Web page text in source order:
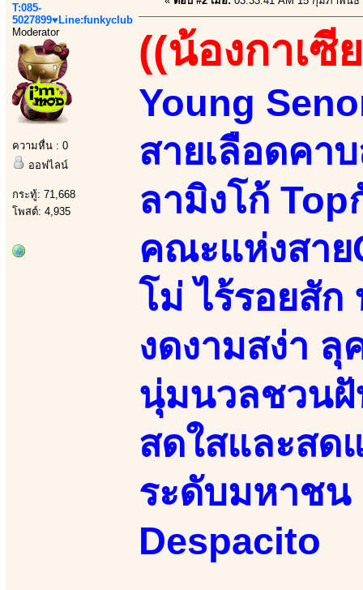
T:085-
5027899♥Line:funkyclub
Moderator
ความหื่น : 0
ออฟไลน์
กระทู้: 71,668
โพสต์: 4,935
((น้องกาเซี
Young
สายเลือดคา
ลามิงโก้
คณะแห่งสาย
โม่ ไร้รอยสัก
งดงามสง่า
นุ่มนวลชวนฝั
สดใสและสด
ระดับมหาชน
Despacito